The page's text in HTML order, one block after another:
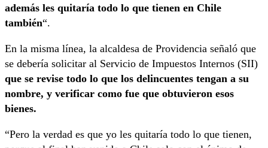
además les quitaría todo lo que tienen en Chile
también“.
En la misma línea, la alcaldesa de Providencia señaló que
se debería solicitar al Servicio de Impuestos Internos (SII)
que se revise todo lo que los delincuentes tengan a su
nombre, y verificar como fue que obtuvieron esos
bienes.
“Pero la verdad es que yo les quitaría todo lo que tienen,